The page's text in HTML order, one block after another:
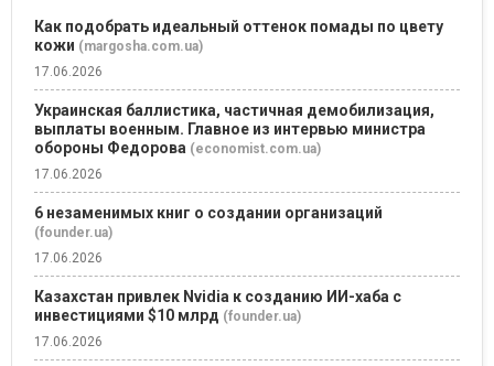
Как подобрать идеальный оттенок помады по цвету
кожи (margosha.com.ua)
17.06.2026
Украинская баллистика, частичная демобилизация,
выплаты военным. Главное из интервью министра
обороны Федорова (economist.com.ua)
17.06.2026
6 незаменимых книг о создании организаций
(founder.ua)
17.06.2026
Казахстан привлек Nvidia к созданию ИИ-хаба с
инвестициями $10 млрд (founder.ua)
17.06.2026